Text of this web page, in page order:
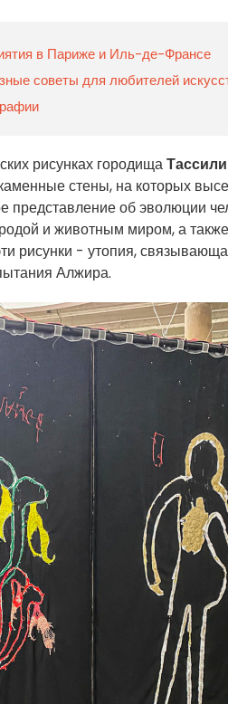
в Париже и Иль-де-Франсе
советы для любителей
рисунках городища
стены, на которых
представление об эволюции
и животным миром, а
рисунки - утопия,
Алжира.